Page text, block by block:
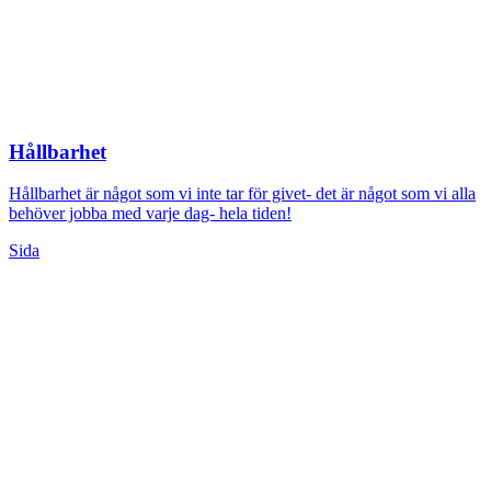
Hållbarhet
Hållbarhet är något som vi inte tar för givet- det är något som vi alla
behöver jobba med varje dag- hela tiden!
Sida